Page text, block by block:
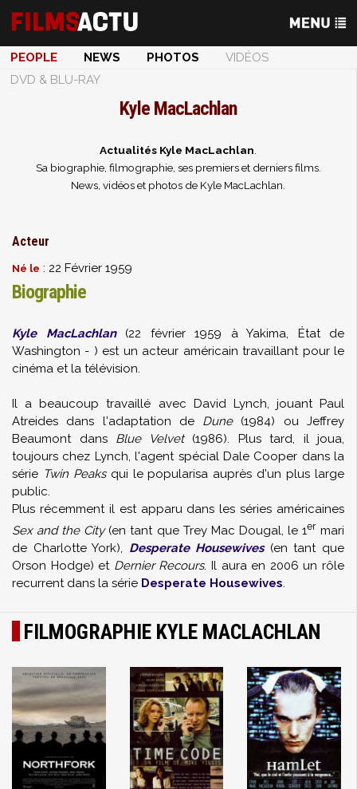
PEOPLE NEWS PHOTOS
VIDÉOS
DVD & BLU-RAY
Kyle MacLachlan
Actualités Kyle MacLachlan
Sa biographie, filmographie, ses premiers et derniers films.
News, vidéos et photos de Kyle MacLachlan.
Acteur
Né le : 22 Février 1959
Biographie
Kyle MacLachlan(22 février 1959 à Yakima, État de
Washington - ) est un acteur américain travaillant pour le
cinéma et la télévision.
Il a beaucoup travaillé avec David Lynch, jouant Paul
Atreides dans l'adaptation de Dune(1984) ou Jeffrey
Beaumont dans Blue Velvet(1986). Plus tard, il joua,
toujours chez Lynch, l'agent spécial Dale Cooper dans la
série Twin Peaksqui le popularisa auprès d'un plus large
public.
Plus récemment il est apparu dans les séries américaines
Sex and the City(en tant que Trey Mac Dougal, le 1er mari
de Charlotte York), Desperate Housewives(en tant que
Orson Hodge) et Dernier Recours. Il aura en 2006 un rôle
recurrent dans la série Desperate Housewives.
FILMOGRAPHIE KYLE MACLACHLAN